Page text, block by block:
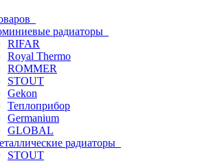
радиаторы
RIFAR
Royal Thermo
ROMMER
STOUT
Gekon
Теплоприбор
Germanium
GLOBAL
радиаторы
STOUT